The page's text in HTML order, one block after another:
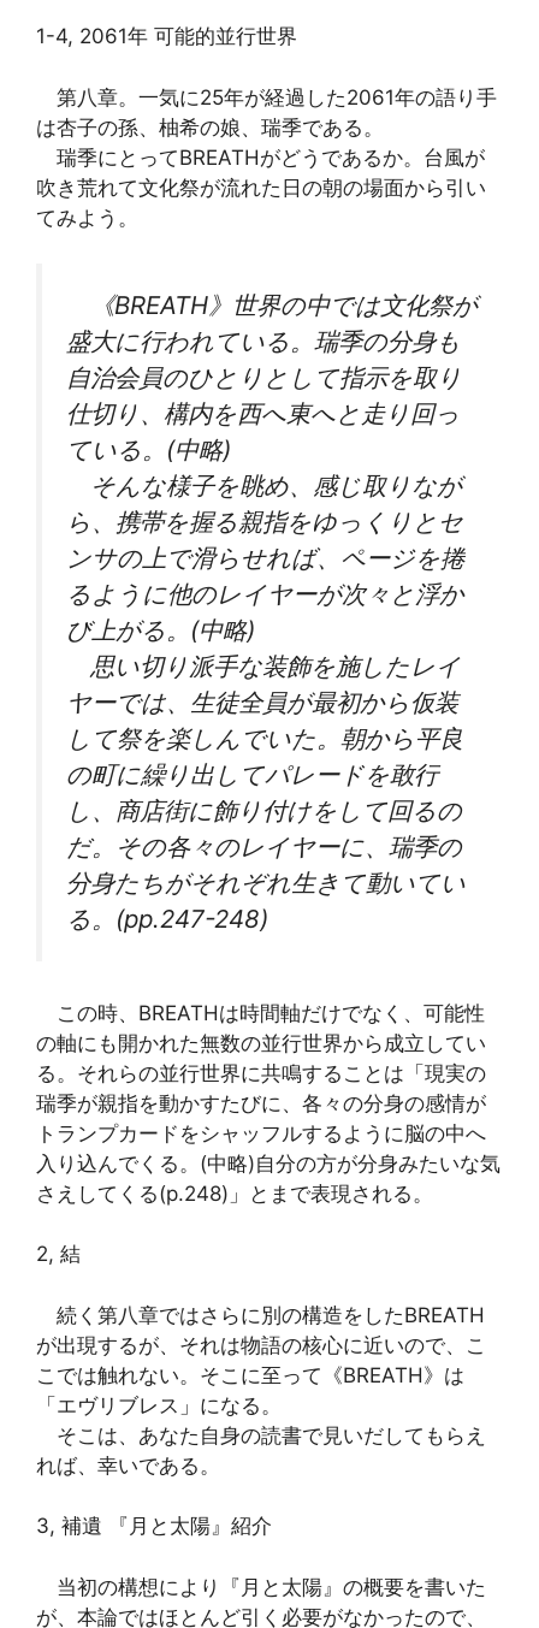
1-4, 2061年 可能的並行世界
第八章。一気に25年が経過した2061年の語り手
は杏子の孫、柚希の娘、瑞季である。
瑞季にとってBREATHがどうであるか。台風が
吹き荒れて文化祭が流れた日の朝の場面から引い
てみよう。
《BREATH》世界の中では文化祭が
盛大に行われている。瑞季の分身も
自治会員のひとりとして指示を取り
仕切り、構内を西へ東へと走り回っ
ている。(中略)
そんな様子を眺め、感じ取りなが
ら、携帯を握る親指をゆっくりとセ
ンサの上で滑らせれば、ページを捲
るように他のレイヤーが次々と浮か
び上がる。(中略)
思い切り派手な装飾を施したレイ
ヤーでは、生徒全員が最初から仮装
して祭を楽しんでいた。朝から平良
の町に繰り出してパレードを敢行
し、商店街に飾り付けをして回るの
だ。その各々のレイヤーに、瑞季の
分身たちがそれぞれ生きて動いてい
る。(pp.247-248)
この時、BREATHは時間軸だけでなく、可能性
の軸にも開かれた無数の並行世界から成立してい
る。それらの並行世界に共鳴することは「現実の
瑞季が親指を動かすたびに、各々の分身の感情が
トランプカードをシャッフルするように脳の中へ
入り込んでくる。(中略)自分の方が分身みたいな気
さえしてくる(p.248)」とまで表現される。
2, 結
続く第八章ではさらに別の構造をしたBREATH
が出現するが、それは物語の核心に近いので、こ
こでは触れない。そこに至って《BREATH》は
「エヴリブレス」になる。
そこは、あなた自身の読書で見いだしてもらえ
れば、幸いである。
3, 補遺 『月と太陽』紹介
当初の構想により『月と太陽』の概要を書いた
が、本論ではほとんど引く必要がなかったので、